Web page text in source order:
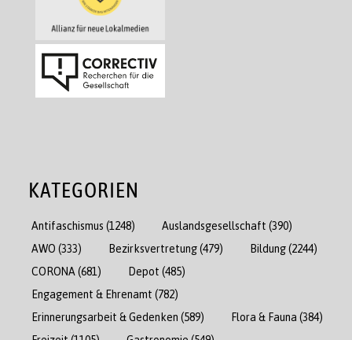
KATEGORIEN
Antifaschismus (1248) Auslandsgesellschaft (390)
AWO (333) Bezirksvertretung(479) Bildung(2244)
CORONA (681) Depot (485)
Engagement & Ehrenamt (782)
Erinnerungsarbeit & Gedenken (589) Flora & Fauna (384)